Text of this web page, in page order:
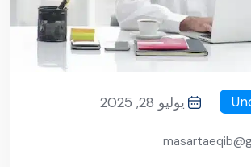
يوليو 28, 2025